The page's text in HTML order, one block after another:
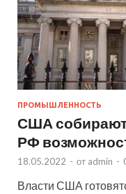
ПРОМЫШЛЕННОСТЬ
США
РФ
18.05.2022 - от admin -
Власти США